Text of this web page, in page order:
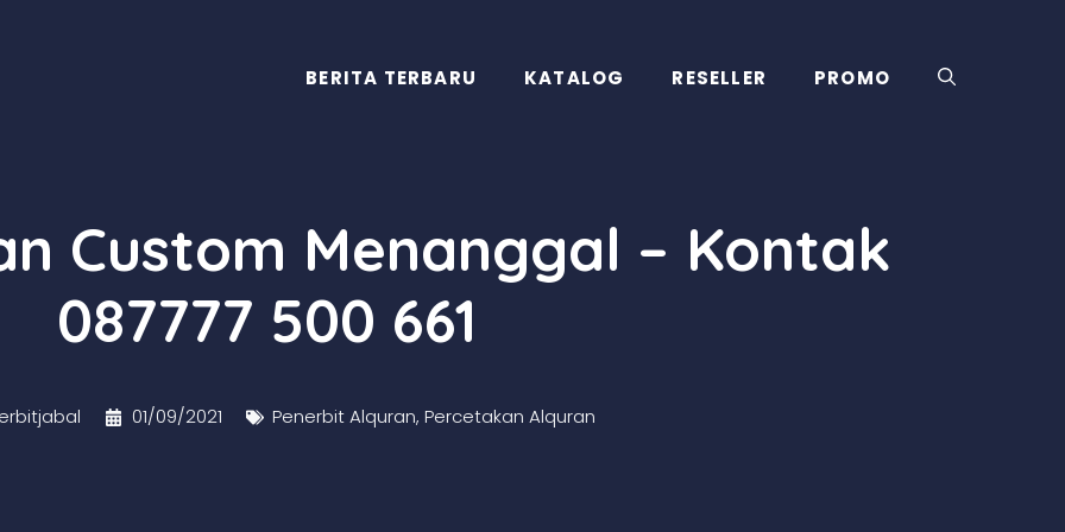
BERITA TERBARU KATALOG RESELLER PROMO
Custom Menanggal – Kontak
087777 500 661
01/09/2021 Penerbit Alquran,Percetakan Alquran